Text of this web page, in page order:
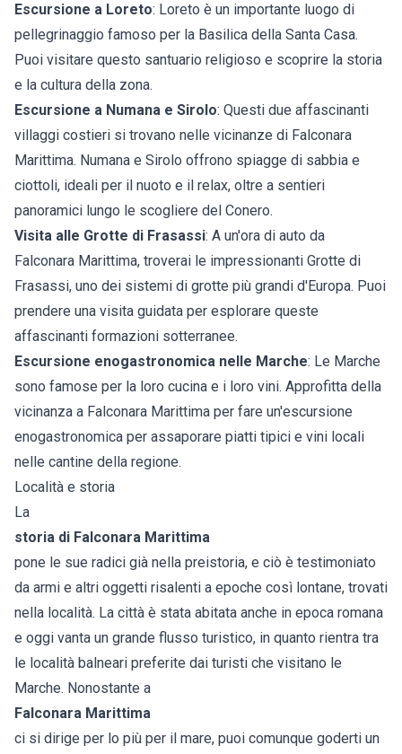
Escursione a Loreto: Loreto è un importante luogo di
pellegrinaggio famoso per la Basilica della Santa Casa.
Puoi visitare questo santuario religioso e scoprire la storia
e la cultura della zona.
Escursione a Numana e Sirolo: Questi due affascinanti
villaggi costieri si trovano nelle vicinanze di Falconara
Marittima. Numana e Sirolo offrono spiagge di sabbia e
ciottoli, ideali per il nuoto e il relax, oltre a sentieri
panoramici lungo le scogliere del Conero.
Visita alle Grotte di Frasassi: A un'ora di auto da
Falconara Marittima, troverai le impressionanti Grotte di
Frasassi, uno dei sistemi di grotte più grandi d'Europa. Puoi
prendere una visita guidata per esplorare queste
affascinanti formazioni sotterranee.
Escursione enogastronomica nelle Marche: Le Marche
sono famose per la loro cucina e i loro vini. Approfitta della
vicinanza a Falconara Marittima per fare un'escursione
enogastronomica per assaporare piatti tipici e vini locali
nelle cantine della regione.
Località e storia
La
storia di Falconara Marittima
pone le sue radici già nella preistoria, e ciò è testimoniato
da armi e altri oggetti risalenti a epoche così lontane, trovati
nella località. La città è stata abitata anche in epoca romana
e oggi vanta un grande flusso turistico, in quanto rientra tra
le località balneari preferite dai turisti che visitano le
Marche. Nonostante a
Falconara Marittima
ci si dirige per lo più per il mare, puoi comunque goderti un